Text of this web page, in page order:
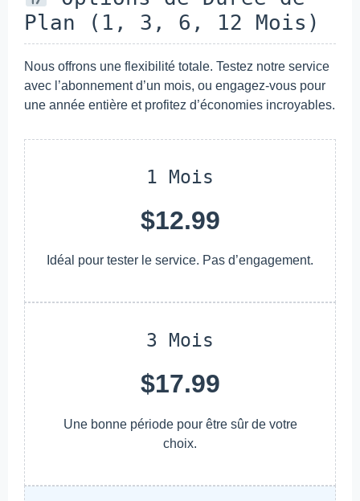
Plan (1, 3, 6, 12 Mois)
Nous offrons une flexibilité totale. Testez notre service
avec l’abonnement d’un mois, ou engagez-vous pour
une année entière et profitez d’économies incroyables.
1 Mois
$12.99
Idéal pour tester le service. Pas d’engagement.
3 Mois
$17.99
Une bonne période pour être sûr de votre
choix.